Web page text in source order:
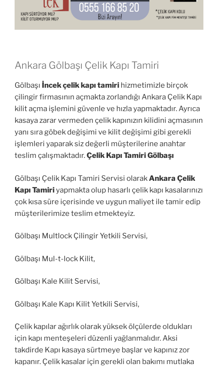
Ankara Gölbaşı Çelik Kapı Tamiri
Gölbaşı İncek çelik kapı tamiri hizmetimizle birçok
çilingir firmasının açmakta zorlandığı Ankara Çelik Kapı
kilit açma işlemini güvenle ve hızla yapmaktadır. Ayrıca
kasaya zarar vermeden çelik kapınızın kilidini açmasının
yanı sıra göbek değişimi ve kilit değişimi gibi gerekli
işlemleri yaparak siz değerli müşterilerine anahtar
teslim çalışmaktadır.Çelik Kapı Tamiri Gölbaşı
Gölbaşı Çelik Kapı Tamiri Servisi olarakAnkara Çelik
Kapı Tamiriyapmakta olup hasarlı çelik kapı kasalarınızı
çok kısa süre içerisinde ve uygun maliyet ile tamir edip
müşterilerimize teslim etmekteyiz.
Gölbaşı Multlock Çilingir Yetkili Servisi,
Gölbaşı Mul-t-lock Kilit,
Gölbaşı Kale Kilit Servisi,
Gölbaşı Kale Kapı Kilit Yetkili Servisi,
Çelik kapılar ağırlık olarak yüksek ölçülerde oldukları
için kapı menteşeleri düzenli yağlanmalıdır. Aksi
takdirde Kapı kasaya sürtmeye başlar ve kapınız zor
kapanır. Çelik kasalar için gerekli olan bakımı mutlaka